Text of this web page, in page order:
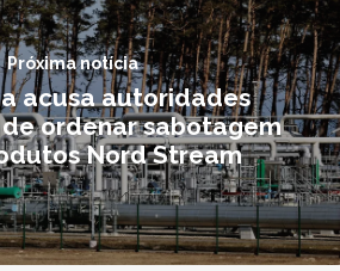
Próxima notícia
acusa autoridades
ordenar sabotagem
Nord Stream